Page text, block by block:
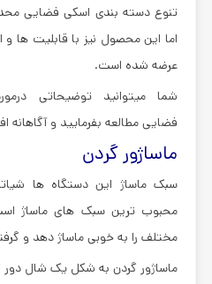
تنوع دسته بندی اسکی فضایی
اما این محصول نیز با قابلیت ها و
عرضه شده است.
شما میتوانید توضیحاتی
فضایی مطالعه بفرمایید و آگاهانه
ماساژور گردن
سبک ماساژ این دستگاه ها
محبوب ترین سبک های ماساژ
مختلف را به خوبی ماساژ دهد و
ماساژور گردن به شکل یک شال دور